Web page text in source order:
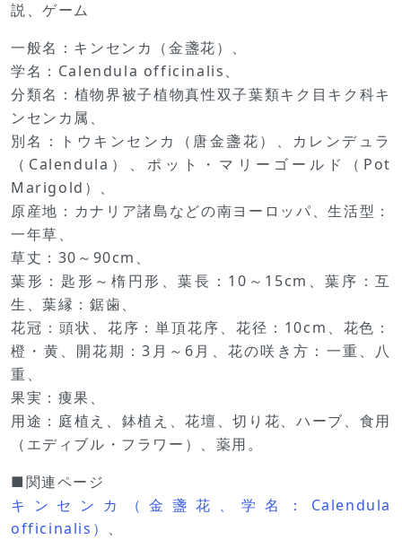
説、ゲーム
一般名：キンセンカ（金盞花）、
学名：Calendula officinalis、
分類名：植物界被子植物真性双子葉類キク目キク科キ
ンセンカ属、
別名：トウキンセンカ（唐金盞花）、カレンデュラ
（Calendula）、ポット・マリーゴールド（Pot
Marigold）、
原産地：カナリア諸島などの南ヨーロッパ、生活型：
一年草、
草丈：30～90cm、
葉形：匙形～楕円形、葉長：10～15cm、葉序：互
生、葉縁：鋸歯、
花冠：頭状、花序：単頂花序、花径：10cm、花色：
橙・黄、開花期：3月～6月、花の咲き方：一重、八
重、
果実：痩果、
用途：庭植え、鉢植え、花壇、切り花、ハーブ、食用
（エディブル・フラワー）、薬用。
■関連ページ
キンセンカ（金盞花、学名：Calendula
officinalis） 、